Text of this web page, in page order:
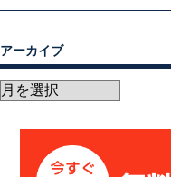
アーカイブ